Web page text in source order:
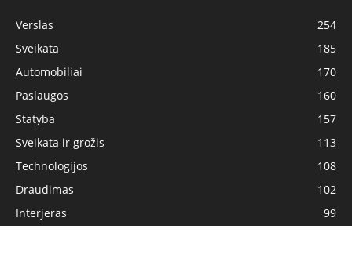
Verslas
254
Sveikata
185
Automobiliai
170
Paslaugos
160
Statyba
157
Sveikata ir grožis
113
Technologijos
108
Draudimas
102
Interjeras
99